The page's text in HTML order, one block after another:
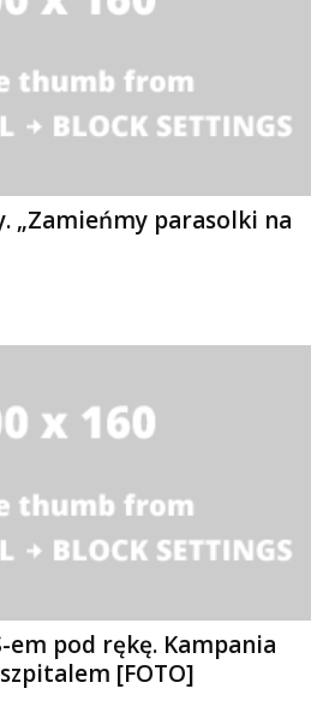
„Zamieńmy parasolki na
em pod rękę. Kampania
[FOTO]